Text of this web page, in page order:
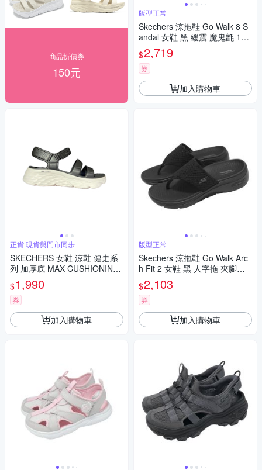
商品折價券
150元
正貨 現貨與門市同步
SKECHERS 女鞋 涼鞋 健走系
列 加厚底 MAX CUSHIONING
FOAMIES 黑 111126BKW
$1,990
券
加入購物車
版型正常
Skechers 涼拖鞋 Go Walk 8 S
andal 女鞋 黑 緩震 魔鬼氈 141
020BBK
$2,719
券
加入購物車
版型正常
Skechers 涼拖鞋 Go Walk Arc
h Fit 2 女鞋 黑 人字拖 夾腳拖 1
40861BBK
$2,103
券
加入購物車